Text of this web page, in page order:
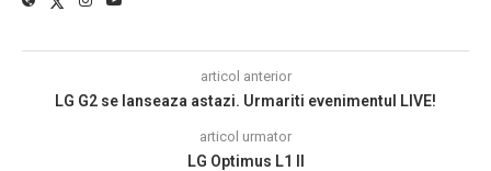
articol anterior
LG G2 se lanseaza astazi. Urmariti evenimentul LIVE!
articol urmator
LG Optimus L1 II